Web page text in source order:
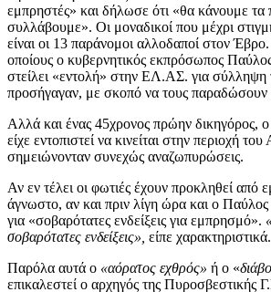
εμπρηστές» και δήλωσε ότι «θα κάνουμε τα
συλλάβουμε». Οι μοναδικοί που μέχρι
είναι οι 13 παράνομοι αλλοδαποί στον
οποίους ο κυβερνητικός εκπρόσωπος
στείλει «εντολή» στην ΕΛ.ΑΣ. για σύλληψη
προσήγαγαν, με σκοπό να τους παραδώσουν
Αλλά και ένας 45χρονος πρώην δικηγόρος, ο
είχε εντοπιστεί να κινείται στην περιοχή
σημειώνονταν συνεχώς αναζωπυρώσεις.
Αν εν τέλει οι φωτιές έχουν προκληθεί από
άγνωστο, αν και πριν λίγη ώρα και ο
για «σοβαρότατες ενδείξεις για εμπρησμό».
σοβαρότατες ενδείξεις», είπε χαρακτηριστικά.
Παρόλα αυτά ο «αόρατος εχθρός» ή ο «
επικαλεστεί ο αρχηγός της Πυροσβεστικής